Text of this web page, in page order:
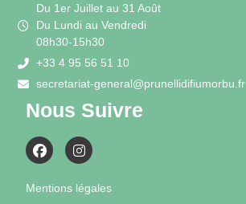
Du 1er Juillet au 31 Août
Du Lundi au Vendredi
08h30-15h30
+33 4 95 56 51 10
secretariat-general@prunellidifiumorbu.fr
Nous Suivre
Mentions légales